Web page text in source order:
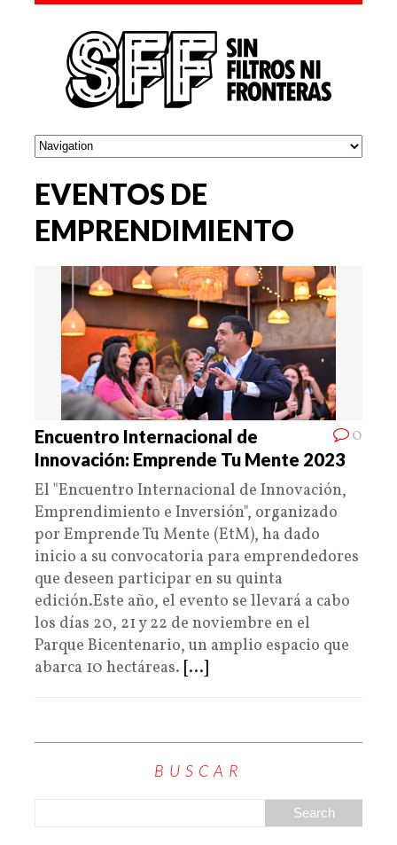
EVENTOS DE
EMPRENDIMIENTO
0
Encuentro Internacional de
Innovación: Emprende Tu Mente 2023
El "Encuentro Internacional de Innovación,
Emprendimiento e Inversión", organizado
por Emprende Tu Mente (EtM), ha dado
inicio a su convocatoria para emprendedores
que deseen participar en su quinta
edición.Este año, el evento se llevará a cabo
los días 20, 21 y 22 de noviembre en el
Parque Bicentenario, un amplio espacio que
abarca 10 hectáreas. [...]
BUSCAR